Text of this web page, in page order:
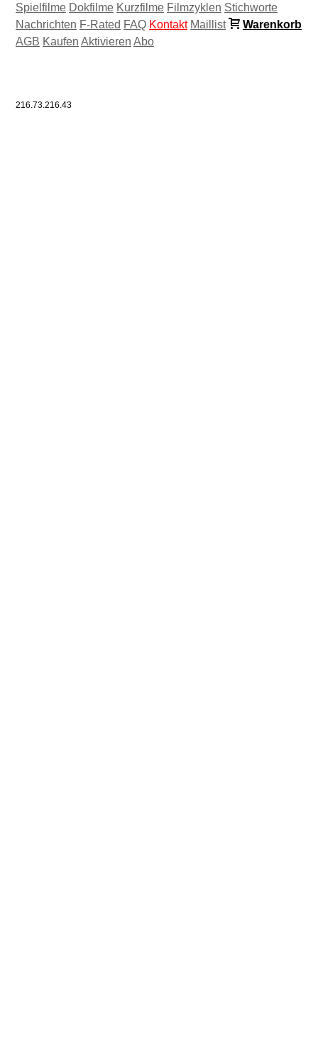
Spielfilme Dokfilme Kurzfilme Filmzyklen Stichworte
Nachrichten F-Rated FAQ Kontakt Maillist
Warenkorb
AGB Kaufen Aktivieren Abo
216.73.216.43